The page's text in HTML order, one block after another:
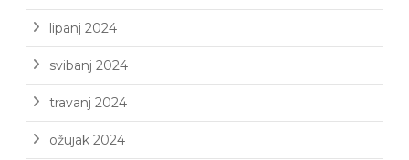
lipanj 2024
svibanj 2024
travanj 2024
ožujak 2024